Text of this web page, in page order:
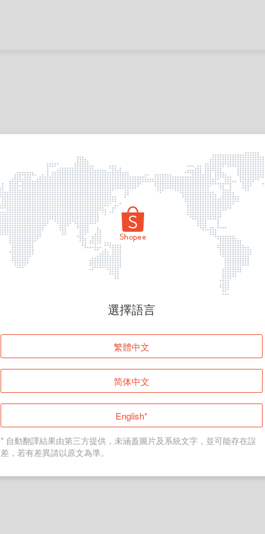
頁面無法顯示
登入
返回首頁
選擇語言
繁體中文
简体中文
English*
* 自動翻譯結果由第三方提供，未涵蓋圖片及系統文字，並可能存在誤
差，若有差異請以原文為準。